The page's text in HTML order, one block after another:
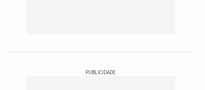
PUBLICIDADE